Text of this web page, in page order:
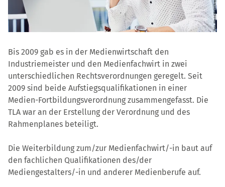
Bis 2009 gab es in der Medienwirtschaft den
Industriemeister und den Medienfachwirt in zwei
unterschiedlichen Rechtsverordnungen geregelt. Seit
2009 sind beide Aufstiegsqualifikationen in einer
Medien-Fortbildungsverordnung zusammengefasst. Die
TLA war an der Erstellung der Verordnung und des
Rahmenplanes beteiligt.
Die Weiterbildung zum/zur Medienfachwirt/-in baut auf
den fachlichen Qualifikationen des/der
Mediengestalters/-in und anderer Medienberufe auf.